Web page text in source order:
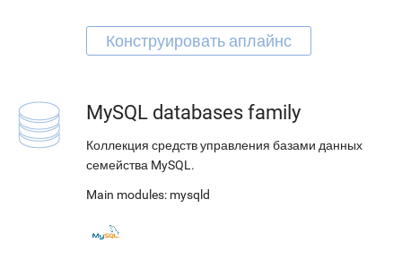
MySQL databases family
Коллекция средств управления базами данных
семейства MySQL.
Main modules: mysqld